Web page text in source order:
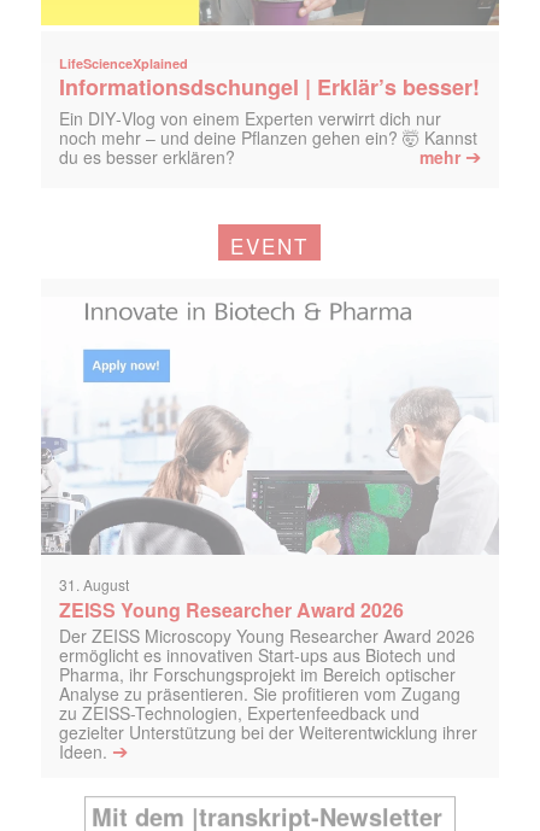
LifeScienceXplained
Informationsdschungel | Erklär’s besser!
Ein DIY‑Vlog von einem Experten verwirrt dich nur
noch mehr – und deine Pflanzen gehen ein? 🤯 Kannst
du es besser erklären?
mehr ➔
EVENT
31. August
ZEISS Young Researcher Award 2026
Der ZEISS Microscopy Young Researcher Award 2026
ermöglicht es innovativen Start-ups aus Biotech und
Pharma, ihr Forschungsprojekt im Bereich optischer
Analyse zu präsentieren. Sie profitieren vom Zugang
zu ZEISS-Technologien, Expertenfeedback und
gezielter Unterstützung bei der Weiterentwicklung ihrer
Ideen. ➔